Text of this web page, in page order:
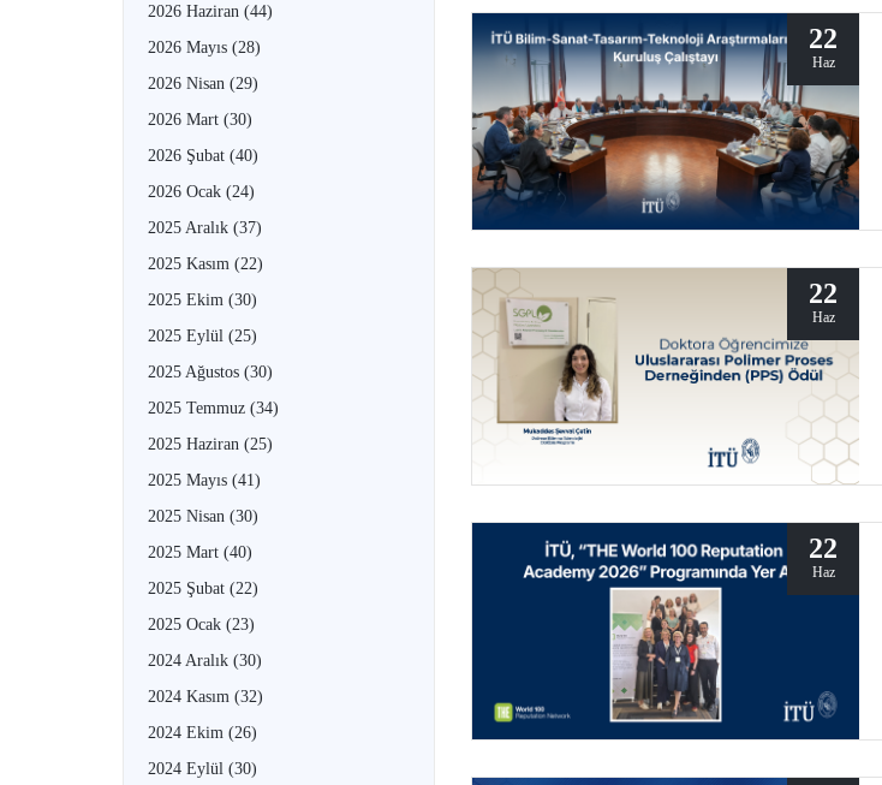
2026 Haziran (44)
2026 Mayıs (28)
2026 Nisan (29)
2026 Mart (30)
2026 Şubat (40)
2026 Ocak (24)
2025 Aralık (37)
2025 Kasım (22)
2025 Ekim (30)
2025 Eylül (25)
2025 Ağustos (30)
2025 Temmuz (34)
2025 Haziran (25)
2025 Mayıs (41)
2025 Nisan (30)
2025 Mart (40)
2025 Şubat (22)
2025 Ocak (23)
2024 Aralık (30)
2024 Kasım (32)
2024 Ekim (26)
2024 Eylül (30)
22
Haz
22
Haz
22
Haz